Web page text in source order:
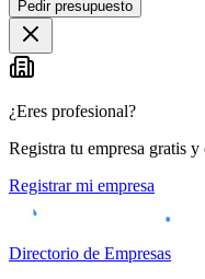
Pedir presupuesto
¿Eres profesional?
Registra tu empresa gratis
Registrar mi empresa
Directorio de Empresas